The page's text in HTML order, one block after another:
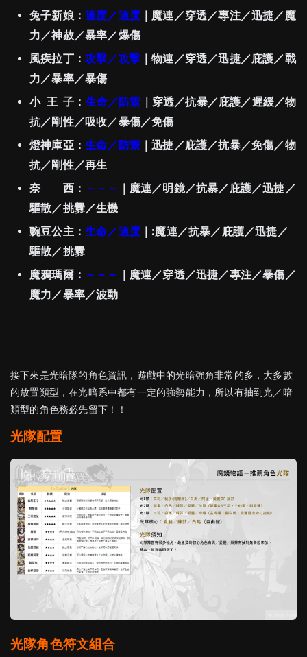
兔子新娘： 速度／速度 ｜魔連／穿透／專注／迅捷／魔
力／神赦／暴率／爆傷
風疾拉丁： 攻擊／攻擊 ｜物連／穿透／迅捷／庇護／戰
力／暴率／暴傷
小 王 子： 生命／防禦 ｜穿透／抗暴／庇護／遲緩／物
抗／剛性／吸收／暴傷／免傷
燈神庫亞： 生命／防禦 ｜迅捷／庇護／抗暴／免傷／物
抗／剛性／再生
奈 西： －－－ ｜魔連／明鏡／抗暴／庇護／迅捷／
驅散／挑釁／生機
豌豆公主： 生命／速度 ｜:魔連／抗暴／庇護／迅捷／
驅散／挑釁
魔鴉瑪爾： －－－ ｜魔連／穿透／迅捷／專注／暴傷／
魔力／暴率／波動
接下來是光暗隊的角色資訊，遊戲中的光暗強角非常的多，大多數
的放置類型，在光暗系中都有一定的強勢能力，所以有抽到光／暗
類型的角色務必先留下！！
光隊配置
光隊角色符文組合